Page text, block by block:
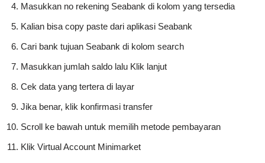
Masukkan no rekening Seabank di kolom yang tersedia
Kalian bisa copy paste dari aplikasi Seabank
Cari bank tujuan Seabank di kolom search
Masukkan jumlah saldo lalu Klik lanjut
Cek data yang tertera di layar
Jika benar, klik konfirmasi transfer
Scroll ke bawah untuk memilih metode pembayaran
Klik Virtual Account Minimarket